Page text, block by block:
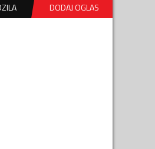
DODAJ OGLAS